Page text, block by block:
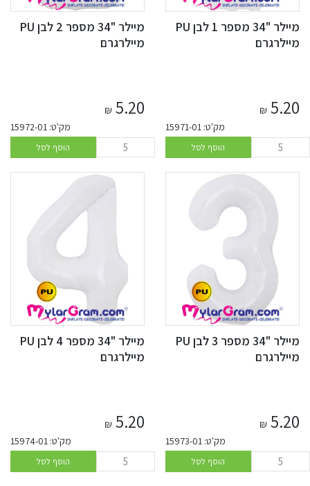
מיילר "34 מספר 1 לבן PU
מיילרגרם
5.20
₪
מק'ט: 15971-01
הוסף לסל
מיילר "34 מספר 2 לבן PU
מיילרגרם
5.20
₪
מק'ט: 15972-01
הוסף לסל
מיילר "34 מספר 3 לבן PU
מיילרגרם
5.20
₪
מק'ט: 15973-01
הוסף לסל
מיילר "34 מספר 4 לבן PU
מיילרגרם
5.20
₪
מק'ט: 15974-01
הוסף לסל